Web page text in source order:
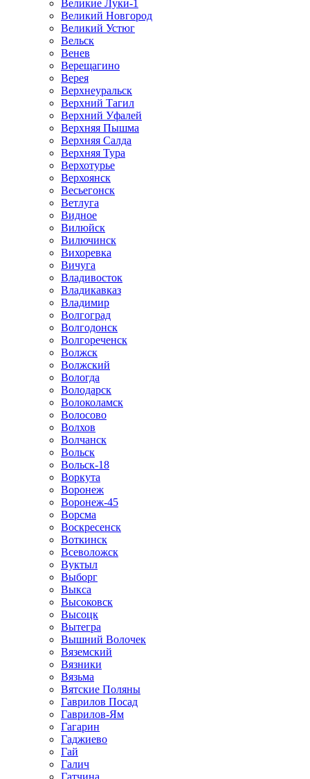
Великие Луки-1
Великий Новгород
Великий Устюг
Вельск
Венев
Верещагино
Верея
Верхнеуральск
Верхний Тагил
Верхний Уфалей
Верхняя Пышма
Верхняя Салда
Верхняя Тура
Верхотурье
Верхоянск
Весьегонск
Ветлуга
Видное
Вилюйск
Вилючинск
Вихоревка
Вичуга
Владивосток
Владикавказ
Владимир
Волгоград
Волгодонск
Волгореченск
Волжск
Волжский
Вологда
Володарск
Волоколамск
Волосово
Волхов
Волчанск
Вольск
Вольск-18
Воркута
Воронеж
Воронеж-45
Ворсма
Воскресенск
Воткинск
Всеволожск
Вуктыл
Выборг
Выкса
Высоковск
Высоцк
Вытегра
Вышний Волочек
Вяземский
Вязники
Вязьма
Вятские Поляны
Гаврилов Посад
Гаврилов-Ям
Гагарин
Гаджиево
Гай
Галич
Гатчина